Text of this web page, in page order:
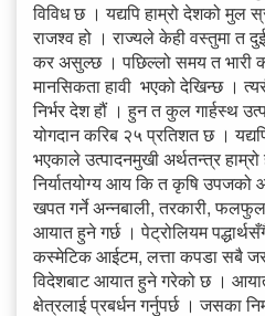
विविध छ । यद्यपि हाम्रो देशको मुल
राजश्व हो । राज्यले केही वस्तुमा त
कर असुल्छ । पछिल्लो समय त भारी
मानसिकता हावी भएको देखिन्छ ।
निर्भर देश हौं । हुन त कुल गार्हस्थ
योगदान करिब २५ प्रतिशत छ ।
भएकाले उत्पादनमुखी अर्थतन्त्र
निर्यातयोग्य आय कि त कृषि उपजको
खपत गर्ने अन्नबाली, तरकारी, फलफुल
आयात हुने गर्छ । पेट्रोलियम
कस्मेटिक आईटम, लत्ता कपडा सबै
विदेशबाट आयात हुने गरेको छ ।
क्षेत्रलाई प्रबर्धन गर्नुपर्छ । जसका